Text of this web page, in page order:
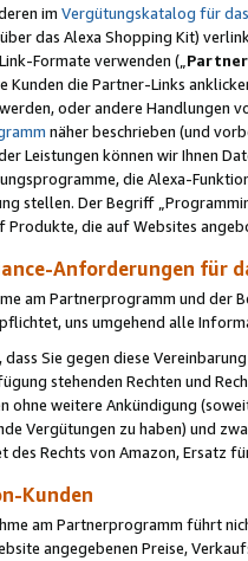
im Vergütungskatalog für
das Alexa Shopping Kit)
Formate verwenden („
Kunden die Partner-Links
oder andere Handlungen
näher beschrieben (und
Leistungen können wir Ihnen
die Alexa-
stellen. Der Begriff
Produkte, die auf Websites
Anforderungen für
am Partnerprogramm und der
uns umgehend alle
dass Sie gegen diese
stehenden Rechten und
ohne weitere Ankündigung
Vergütungen zu haben) und
des Rechts von Amazon, Ersatz
Kunden
am Partnerprogramm führt
angegebenen Preise,